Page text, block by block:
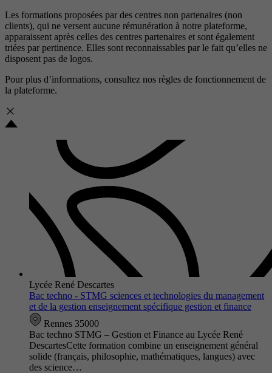
Les formations proposées par des centres non partenaires (non
clients), qui ne versent aucune rémunération à notre plateforme,
apparaissent après celles des centres partenaires et sont également
triées par pertinence. Elles sont reconnaissables par le fait qu’elles ne
disposent pas de logos.
Pour plus d’informations, consultez nos règles de fonctionnement de
la plateforme.
Lycée René Descartes
Bac techno - STMG sciences et technologies du management
et de la gestion enseignement spécifique gestion et finance
Rennes 35000
Bac techno STMG – Gestion et Finance au Lycée René
DescartesCette formation combine un enseignement général
solide (français, philosophie, mathématiques, langues) avec
des science…